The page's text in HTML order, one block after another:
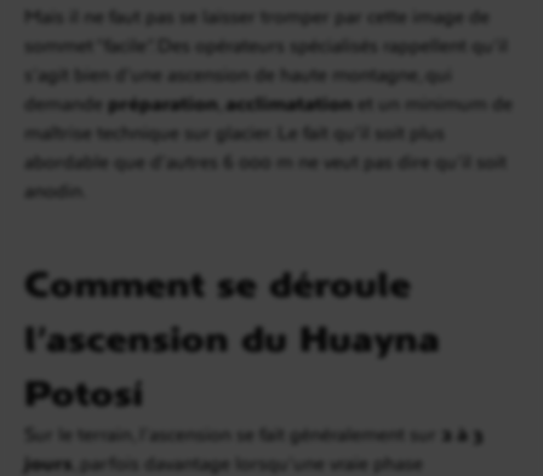
Mais il ne faut pas se laisser tromper par cette image de
sommet “facile”. Des opérateurs spécialisés rappellent qu’il
s’agit bien d’une ascension de haute montagne, qui
demande préparation acclimatation et un minimum de
maîtrise technique sur glacier. Le fait qu’il soit plus
abordable que d’autres 6 000 m ne veut pas dire qu’il soit
anodin.
Comment se déroule
l’ascension du Huayna
Potosí
Sur le terrain, l’ascension se fait généralement sur
2 à 3
jours , parfois davantage lorsqu’une vraie phase